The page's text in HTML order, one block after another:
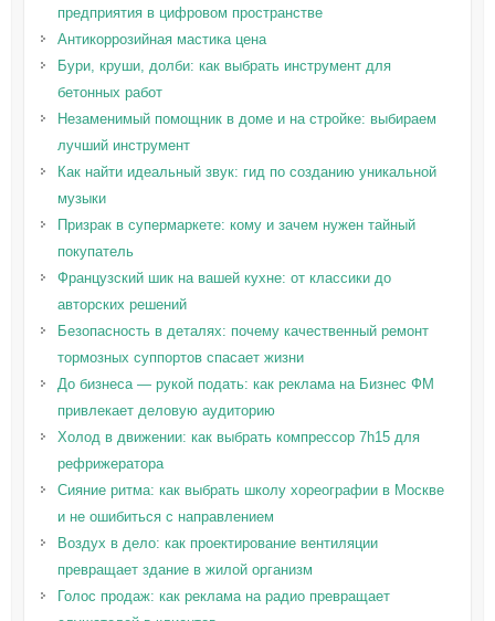
предприятия в цифровом пространстве
Антикоррозийная мастика цена
Бури, круши, долби: как выбрать инструмент для
бетонных работ
Незаменимый помощник в доме и на стройке: выбираем
лучший инструмент
Как найти идеальный звук: гид по созданию уникальной
музыки
Призрак в супермаркете: кому и зачем нужен тайный
покупатель
Французский шик на вашей кухне: от классики до
авторских решений
Безопасность в деталях: почему качественный ремонт
тормозных суппортов спасает жизни
До бизнеса — рукой подать: как реклама на Бизнес ФМ
привлекает деловую аудиторию
Холод в движении: как выбрать компрессор 7h15 для
рефрижератора
Сияние ритма: как выбрать школу хореографии в Москве
и не ошибиться с направлением
Воздух в дело: как проектирование вентиляции
превращает здание в жилой организм
Голос продаж: как реклама на радио превращает